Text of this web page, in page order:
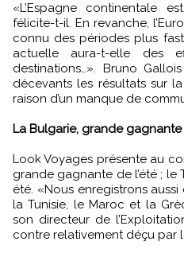
«L’Espagne continentale
félicite-t-il. En revanche,
connu des périodes plus
actuelle aura-t-elle des
destinations…». Bruno
décevants les résultats sur
raison d’un manque de
La Bulgarie, grande
Look Voyages présente au
grande gagnante de l’été ;
été. «Nous enregistrons
la Tunisie, le Maroc et la
son directeur de
contre relativement déçu par